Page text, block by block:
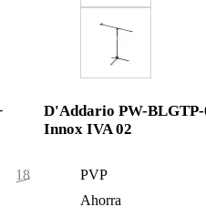
185,50 €
D'Addario PW-BLGTP-
Innox IVA 02
PVP
Ahorra